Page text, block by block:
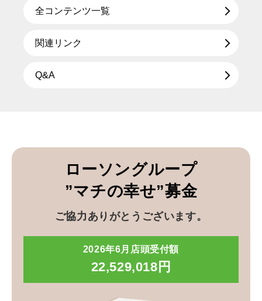
全コンテンツ一覧
関連リンク
Q&A
ローソングループ
”マチの幸せ”募金
ご協力ありがとうございます。
2026年6月店頭受付額
22,529,018円